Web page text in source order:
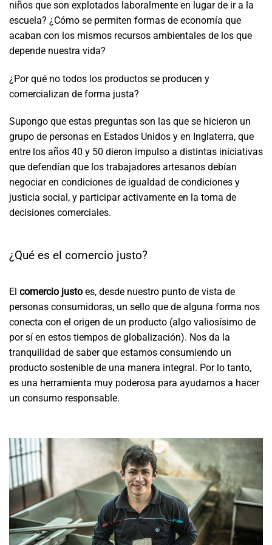
niños que son explotados laboralmente en lugar de ir a la
escuela? ¿Cómo se permiten formas de economía que
acaban con los mismos recursos ambientales de los que
depende nuestra vida?
¿Por qué no todos los productos se producen y
comercializan de forma justa?
Supongo que estas preguntas son las que se hicieron un
grupo de personas en Estados Unidos y en Inglaterra, que
entre los años 40 y 50 dieron impulso a distintas iniciativas
que defendían que los trabajadores artesanos debían
negociar en condiciones de igualdad de condiciones y
justicia social, y participar activamente en la toma de
decisiones comerciales.
¿Qué es el comercio justo?
El comercio justo es, desde nuestro punto de vista de
personas consumidoras, un sello que de alguna forma nos
conecta con el origen de un producto (algo valiosísimo de
por sí en estos tiempos de globalización). Nos da la
tranquilidad de saber que estamos consumiendo un
producto sostenible de una manera integral. Por lo tanto,
es una herramienta muy poderosa para ayudarnos a hacer
un consumo responsable.